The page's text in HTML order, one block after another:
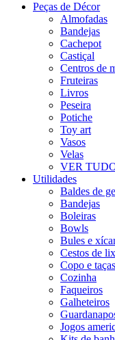
Peças de Décor
Almofadas
Bandejas
Cachepot
Castiçal
Centros de
Fruteiras
Livros
Peseira
Potiche
Toy art
Vasos
Velas
VER
Utilidades
Baldes de
Bandejas
Boleiras
Bowls
Bules e
Cestos de
Copo e taças
Cozinha
Faqueiros
Galheteiros
Jogos